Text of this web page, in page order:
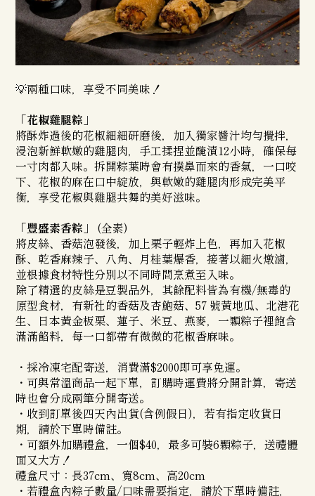
💡兩種口味，享受不同美味！
「花椒雞腿粽」
將酥炸過後的花椒細細研磨後，加入獨家醬汁均勻攪拌，
浸泡新鮮軟嫩的雞腿肉，手工揉捏並醃漬12小時，確保每
一寸肉都入味。拆開粽葉時會有撲鼻而來的香氣，一口咬
下、花椒的麻在口中綻放，與軟嫩的雞腿肉形成完美平
衡，享受花椒與雞腿共舞的美好滋味。
「豐盛素香粽」 (全素)
將皮絲、香菇泡發後，加上栗子輕炸上色，再加入花椒
酥、乾香麻辣子、八角、月桂葉爆香，接著以細火燉滷，
並根據食材特性分別以不同時間烹煮至入味。
除了精選的皮絲是豆製品外，其餘配料皆為有機/無毒的
原型食材，有新社的香菇及杏鮑菇、57 號黃地瓜、北港花
生、日本黃金板栗、蓮子、米豆、燕麥，一顆粽子裡飽含
滿滿餡料，每一口都帶有微微的花椒香麻味。
・採冷凍宅配寄送，消費滿$2000即可享免運。
・可與常溫商品一起下單，訂購時運費將分開計算，寄送
時也會分成兩筆分開寄送。
・收到訂單後四天內出貨(含例假日)，若有指定收貨日
期，請於下單時備註。
・可額外加購禮盒，一個$40，最多可裝6顆粽子，送禮體
面又大方！
禮盒尺寸：長37cm、寬8cm、高20cm
・若禮盒內粽子數量/口味需要指定，請於下單時備註，